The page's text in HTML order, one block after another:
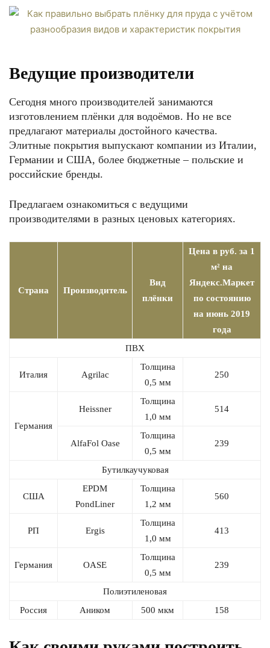
Ведущие производители
Сегодня много производителей занимаются
изготовлением плёнки для водоёмов. Но не все
предлагают материалы достойного качества.
Элитные покрытия выпускают компании из Италии,
Германии и США, более бюджетные – польские и
российские бренды.
Предлагаем ознакомиться с ведущими
производителями в разных ценовых категориях.
Страна Производитель
Вид
плёнки
Цена в руб. за 1
м² на
Яндекс.Маркет
по состоянию
на июнь 2019
года
ПВХ
Италия Agrilac
Толщина
0,5 мм
250
Германия
Heissner
Толщина
1,0 мм
514
AlfaFol Oase
Толщина
0,5 мм
239
Бутилкаучуковая
США
EPDM
PondLiner
Толщина
1,2 мм
560
РП Ergis
Толщина
1,0 мм
413
Германия OASE
Толщина
0,5 мм
239
Полиэтиленовая
Россия
Аником 500 мкм 158